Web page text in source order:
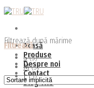
Acasă
Produse
Despre noi
Contact
Blog TRU
Filtrează
Filtrează după mărime
S (5)
M (5)
L (5)